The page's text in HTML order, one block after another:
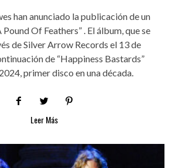
han anunciado la publicación de un
Pound Of Feathers” . El álbum, que se
de Silver Arrow Records el 13 de
de “Happiness Bastards”
primer disco en una década.
Leer Más